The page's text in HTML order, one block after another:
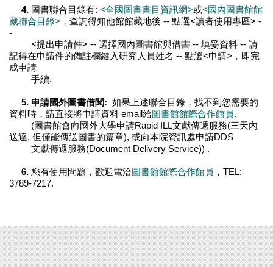
4. 圖書聯合目錄有: <全國圖書書目資訊網>或<國內圖書館館
藏聯合目錄> ，查詢得知他館館藏地後 -- 點選<讀者使用專區> -
-
<提出申請件> -- 選擇國內圖書館與借書 -- 填妥資料 -- 請
記得在申請件的備註欄鍵入研究人員姓名 -- 點選<申請>，即完
成申請
手續.
5. 申請國外圖書借閱: 如果上述聯合目錄，找不到您需要的
資料時，請直接將申請資料 email給圖書館館際合作館員.
(圖書館會向國外大學申請Rapid ILL文獻傳遞服務(三天內
送達, 但僅能傳送圖書的篇章), 或向本院資訊處申請DDS
文獻傳遞服務(Document Delivery Service)) .
6. 您有使用問題，歡迎電洽圖書館館際合作館員 ，TEL:
3789-7217.